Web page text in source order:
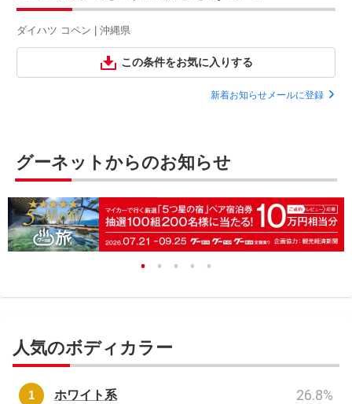
ダイハツ コペン | 沖縄県
この条件をお気に入りする
新着お知らせメールに登録
グーネットからのお知らせ
人気のボディカラー
ホワイト系 26.8%